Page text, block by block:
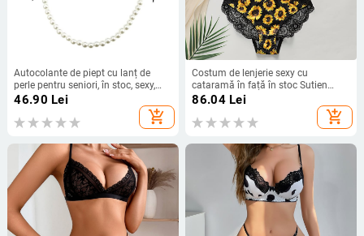
Autocolante de piept cu lanț de
perle pentru seniori, în stoc, sexy,
europene și americane, autocolante
de piept negre din PU, sexy, SM
46.90 Lei
add_shopping_cart
Costum de lenjerie sexy cu
cataramă în față în stoc Sutien
push-up din dantelă pentru fete
crizantemă
86.04Lei
add_shopping_cart